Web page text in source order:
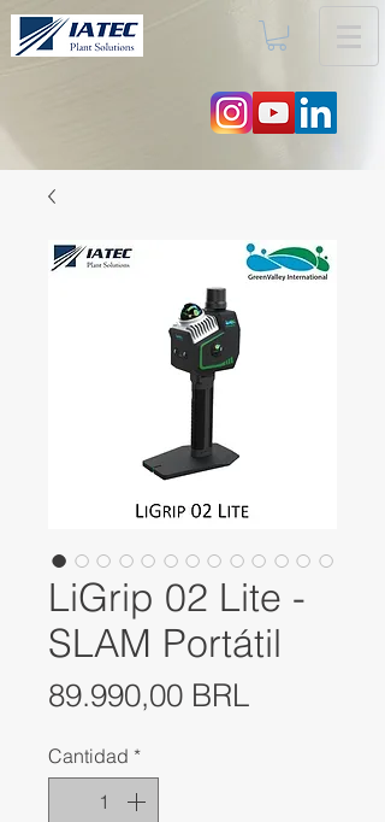
LiGrip 02 Lite -
SLAM Portátil
89.990,00 BRLPrecio
Cantidad *